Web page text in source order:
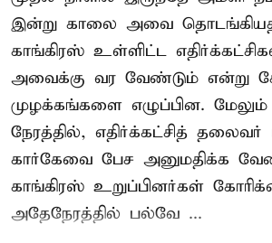
இன்று காலை அவை
காங்கிரஸ் உள்ளிட்ட
அவைக்கு வர வேண்டும் என்று
முழக்கங்களை எழுப்பின. மேலும்
நேரத்தில், எதிர்க்கட்சித்
கார்கேவை பேச அனுமதிக்க
காங்கிரஸ் உறுப்பினர்கள்
அதேநேரத்தில் பல்வே ...